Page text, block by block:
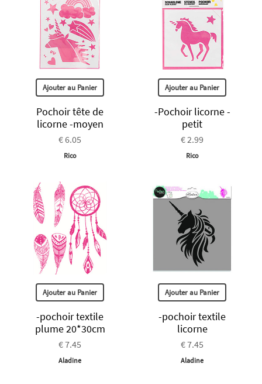
Ajouter au Panier
Pochoir tête de
licorne -moyen
€ 6.05
Rico
Ajouter au Panier
-Pochoir licorne -
petit
€ 2.99
Rico
Ajouter au Panier
-pochoir textile
plume 20*30cm
€ 7.45
Aladine
Ajouter au Panier
-pochoir textile
licorne
€ 7.45
Aladine